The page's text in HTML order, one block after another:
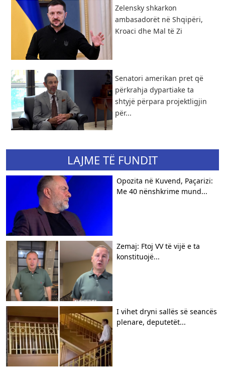
Zelensky shkarkon
ambasadorët në Shqipëri,
Kroaci dhe Mal të Zi
Senatori amerikan pret që
përkrahja dypartiake ta
shtyjë përpara projektligjin
për...
LAJME TË FUNDIT
Opozita në Kuvend, Paçarizi:
Me 40 nënshkrime mund...
Zemaj: Ftoj VV të vijë e ta
konstituojë...
I vihet dryni sallës së seancës
plenare, deputetët...